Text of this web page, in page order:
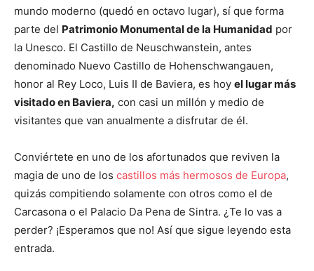
mundo moderno (quedó en octavo lugar), sí que forma
parte del Patrimonio Monumental de la Humanidad por
la Unesco. El Castillo de Neuschwanstein, antes
denominado Nuevo Castillo de Hohenschwangauen,
honor al Rey Loco, Luis II de Baviera, es hoy el lugar más
visitado en Baviera, con casi un millón y medio de
visitantes que van anualmente a disfrutar de él.
Conviértete en uno de los afortunados que reviven la
magia de uno de los castillos más hermosos de Europa,
quizás compitiendo solamente con otros como el de
Carcasona o el Palacio Da Pena de Sintra. ¿Te lo vas a
perder? ¡Esperamos que no! Así que sigue leyendo esta
entrada.